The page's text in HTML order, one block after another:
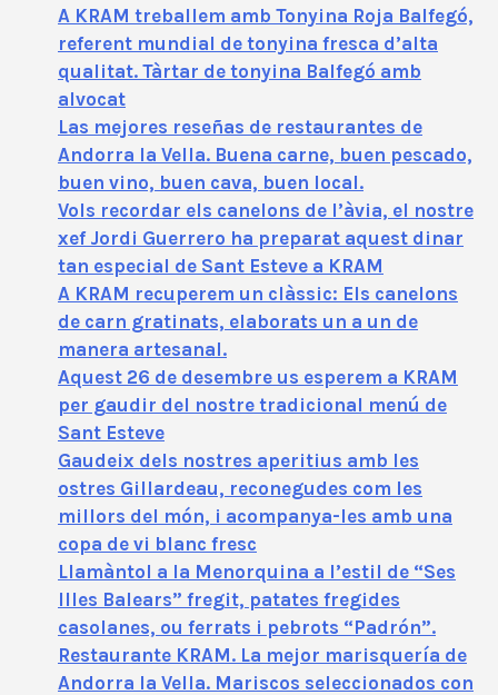
A KRAM treballem amb Tonyina Roja Balfegó,
referent mundial de tonyina fresca d’alta
qualitat. Tàrtar de tonyina Balfegó amb
alvocat
Las mejores reseñas de restaurantes de
Andorra la Vella. Buena carne, buen pescado,
buen vino, buen cava, buen local.
Vols recordar els canelons de l’àvia, el nostre
xef Jordi Guerrero ha preparat aquest dinar
tan especial de Sant Esteve a KRAM
A KRAM recuperem un clàssic: Els canelons
de carn gratinats, elaborats un a un de
manera artesanal.
Aquest 26 de desembre us esperem a KRAM
per gaudir del nostre tradicional menú de
Sant Esteve
Gaudeix dels nostres aperitius amb les
ostres Gillardeau, reconegudes com les
millors del món, i acompanya-les amb una
copa de vi blanc fresc
Llamàntol a la Menorquina a l’estil de “Ses
Illes Balears” fregit, patates fregides
casolanes, ou ferrats i pebrots “Padrón”.
Restaurante KRAM. La mejor marisquería de
Andorra la Vella. Mariscos seleccionados con